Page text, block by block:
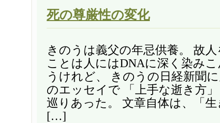
死の尊厳性の変化
きのうは義父の年忌供養。 故
ことは人にはDNAに深く染み
うけれど、 きのうの日経新聞
のエッセイで 「上手な逝き方
巡りあった。 文章自体は、「
[…]